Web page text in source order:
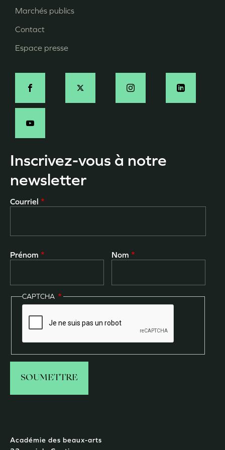
page
Marchés publics
Contact
Espace presse
Social
Inscrivez-vous à notre
newsletter
Courriel
Prénom Nom
CAPTCHA
Académie des beaux-arts